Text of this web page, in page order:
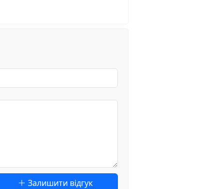
Залишити відгук